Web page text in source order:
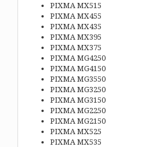
PIXMA MX515
PIXMA MX455
PIXMA MX435
PIXMA MX395
PIXMA MX375
PIXMA MG4250
PIXMA MG4150
PIXMA MG3550
PIXMA MG3250
PIXMA MG3150
PIXMA MG2250
PIXMA MG2150
PIXMA MX525
PIXMA MX535